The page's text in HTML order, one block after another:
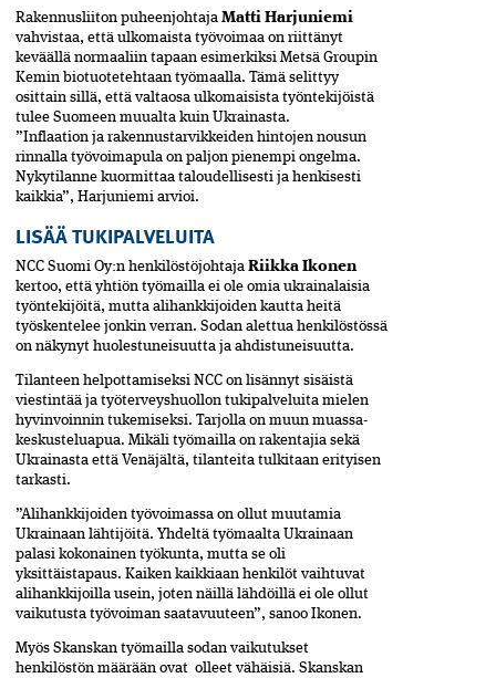
Rakennusliiton puheenjohtaja Matti Harjuniemi
vahvistaa, että ulkomaista työvoimaa on riittänyt
keväällä normaaliin tapaan esimerkiksi Metsä Groupin
Kemin biotuotetehtaan työmaalla. Tämä­ selittyy
osittain sillä, että valtaosa ulkomaisista työntekijöistä
tulee Suomeen muualta kuin Ukrainasta.
”Inflaation ja rakennustarvikkeiden hintojen nousun
rinnalla työvoimapula­ on paljon pienempi ongelma.
Nykytilanne kuormittaa taloudellisesti ja henki­sesti
kaikkia”, Harjuniemi arvioi.
LISÄÄ TUKIPALVELUITA
NCC Suomi Oy:n henkilöstöjohtaja Riikka Ikonen
kertoo, että yhtiön työmailla ei ole omia ukrainalaisia
työntekijöitä, mutta alihankkijoiden kautta heitä
työskentelee jonkin verran. Sodan alettua henkilöstössä
on näkynyt huolestuneisuutta ja ahdistuneisuutta.
Tilanteen helpottamiseksi NCC on lisän­nyt sisäistä
viestintää ja työterveyshuollon tukipalveluita mielen
hyvinvoinnin tukemiseksi. Tarjolla on muun muassa­
keskusteluapua. Mikäli työmailla on rakentajia sekä
Ukrainasta että ­Venäjältä, tilanteita tulkitaan erityisen
tarkasti.
”Alihankkijoiden työvoimassa on ollut muutamia
Ukrainaan lähtijöitä. Yhdeltä työmaalta Ukrainaan
palasi kokonainen työkunta, mutta se oli
yksittäistapaus. Kaiken kaikkiaan henkilöt vaihtuvat
alihankkijoilla usein, joten näillä lähdöillä ei ole ollut
vaikutusta työvoiman saatavuuteen”, sanoo Ikonen.
Myös Skanskan työmailla sodan vaikutuk­set
henkilöstön määrään ovat olleet vähäisiä. Skanskan